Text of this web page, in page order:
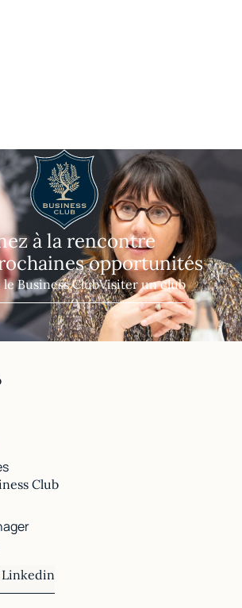
à la rencontre
opportunités
Business ClubVisiter un club
Club
Linkedin